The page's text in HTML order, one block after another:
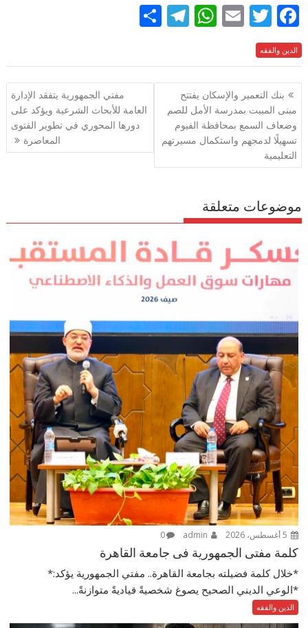
F
ac
e
b
o
o
k
T
itt
er
E
ai
l
W
at
s
A
p
p
T
e
gr
ar
e
الدين والفقه
تصفّح
المقالات
بنك التعمير والإسكان يفتتح
مبنى المبيت بمدرسة الأمل للصم
وضعاف السمع بمحافظة الفيوم
تسهيلًا لدمجهم واستكمال مسيرتهم
التعليمية
مفتي الجمهورية يتفقد الإدارة
العامة للأبحاث الشرعية ويؤكد على
دورها المحوري في تطوير الفتوى
المعاصرة
موضوعات متعلقة
0
كلمة مفتى الجمهورية فى جامعة القاهرة
*خلال كلمة فضيلته بجامعة القاهرة.. مفتي الجمهورية يؤكد:*
*الوعي الديني الصحيح يصوغ شخصيةً قياديةً متوازنةً...
الدين والفقه